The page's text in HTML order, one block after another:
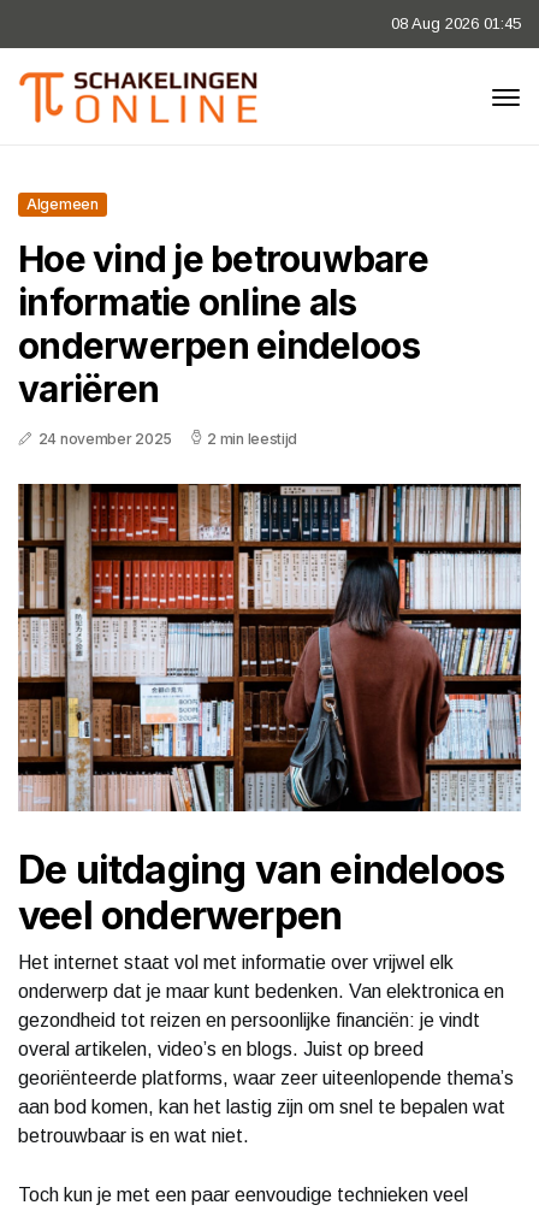
08 Aug 2026 01:45
Algemeen
Hoe vind je betrouwbare
informatie online als
onderwerpen eindeloos
variëren
24 november 2025 2 min leestijd
De uitdaging van eindeloos
veel onderwerpen
Het internet staat vol met informatie over vrijwel elk
onderwerp dat je maar kunt bedenken. Van elektronica en
gezondheid tot reizen en persoonlijke financiën: je vindt
overal artikelen, video’s en blogs. Juist op breed
georiënteerde platforms, waar zeer uiteenlopende thema’s
aan bod komen, kan het lastig zijn om snel te bepalen wat
betrouwbaar is en wat niet.
Toch kun je met een paar eenvoudige technieken veel